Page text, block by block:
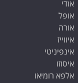
אודי
אופל
אורה
איווייז
אינפיניטי
איסוזו
אלפא רומיאו